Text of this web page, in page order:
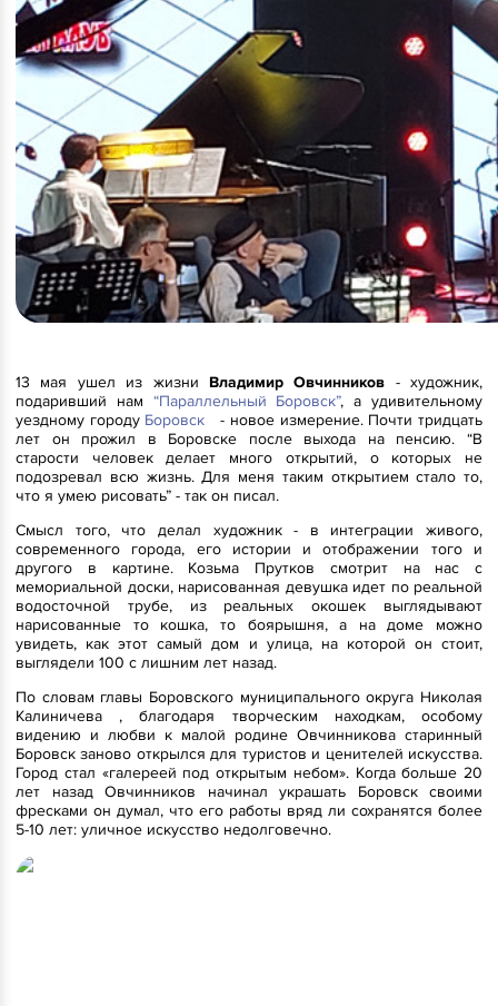
13 мая ушел из жизни Владимир Овчинников - художник,
подаривший нам “Параллельный Боровск”, а удивительному
уездному городуБоровск - новое измерение. Почти тридцать
лет он прожил в Боровске после выхода на пенсию. “В
старости человек делает много открытий, о которых не
подозревал всю жизнь. Для меня таким открытием стало то,
что я умею рисовать” - так он писал.
Смысл того, что делал художник - в интеграции живого,
современного города, его истории и отображении того и
другого в картине. Козьма Прутков смотрит на нас с
мемориальной доски, нарисованная девушка идет по реальной
водосточной трубе, из реальных окошек выглядывают
нарисованные то кошка, то боярышня, а на доме можно
увидеть, как этот самый дом и улица, на которой он стоит,
выглядели 100 с лишним лет назад.
По словам главы Боровского муниципального округа Николая
Калиничева , благодаря творческим находкам, особому
видению и любви к малой родине Овчинникова старинный
Боровск заново открылся для туристов и ценителей искусства.
Город стал «галереей под открытым небом». Когда больше 20
лет назад Овчинников начинал украшать Боровск своими
фресками он думал, что его работы вряд ли сохранятся более
5-10 лет: уличное искусство недолговечно.